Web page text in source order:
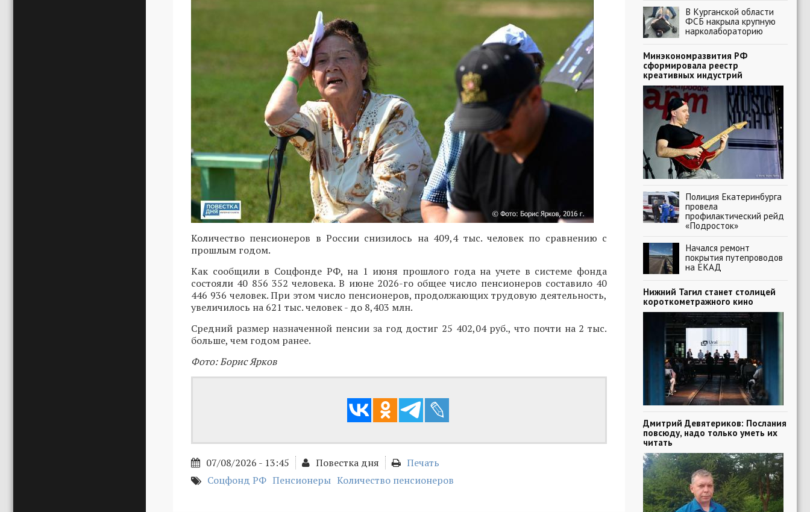
Количество пенсионеров в России снизилось на 409,4 тыс. человек по сравнению с
прошлым годом.
Как сообщили в Соцфонде РФ, на 1 июня прошлого года на учете в системе фонда
состояли 40 856 352 человека. В июне 2026-го общее число пенсионеров составило 40
446 936 человек. При этом число пенсионеров, продолжающих трудовую деятельность,
увеличилось на 621 тыс. человек - до 8,403 млн.
Средний размер назначенной пенсии за год достиг 25 402,04 руб., что почти на 2 тыс.
больше, чем годом ранее.
Фото: Борис Ярков
07/08/2026 - 13:45 Повестка дня
Печать
Соцфонд РФ Пенсионеры Количество пенсионеров
В Курганской области
ФСБ накрыла крупную
нарколабораторию
Минэкономразвития РФ
сформировала реестр
креативных индустрий
Полиция Екатеринбурга
провела
профилактический рейд
«Подросток»
Начался ремонт
покрытия путепроводов
на ЕКАД
Нижний Тагил станет столицей
короткометражного кино
Дмитрий Девятериков: Послания
повсюду, надо только уметь их
читать